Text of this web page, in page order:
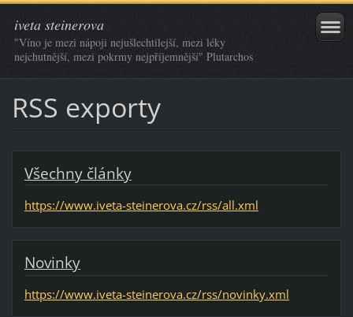
iveta steinerova
"Víno je mezi nápoji nejušlechtilejší, mezi léky
nejchutnější, mezi pokrmy nejpříjemnější" Plutarchos
RSS exporty
Všechny články
https://www.iveta-steinerova.cz/rss/all.xml
Novinky
https://www.iveta-steinerova.cz/rss/novinky.xml